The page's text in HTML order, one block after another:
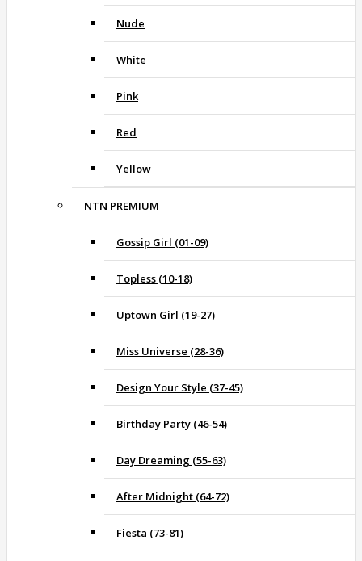
Nude
White
Pink
Red
Yellow
NTN PREMIUM
Gossip Girl (01-09)
Topless (10-18)
Uptown Girl (19-27)
Miss Universe (28-36)
Design Your Style (37-45)
Birthday Party (46-54)
Day Dreaming (55-63)
After Midnight (64-72)
Fiesta (73-81)